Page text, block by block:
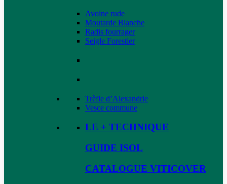
Avoine rude
Moutarde Blanche
Radis fourrager
Seigle Forestier
Trèfle d’Alexandrie
Vesce commune
LE + TECHNIQUE
GUIDE ISOL
CATALOGUE VITICOVER